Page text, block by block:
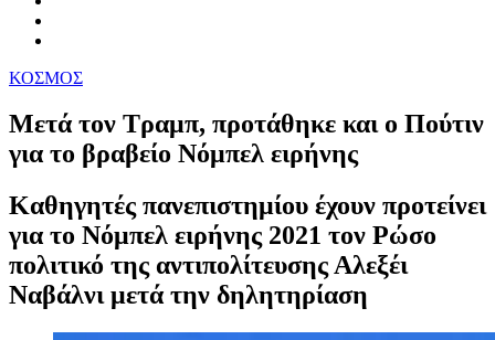
ΚΟΣΜΟΣ
Μετά τον Τραμπ, προτάθηκε και ο Πούτιν
για το βραβείο Νόμπελ ειρήνης
Καθηγητές πανεπιστημίου έχουν προτείνει
για το Νόμπελ ειρήνης 2021 τον Ρώσο
πολιτικό της αντιπολίτευσης Αλεξέι
Ναβάλνι μετά την δηλητηρίαση